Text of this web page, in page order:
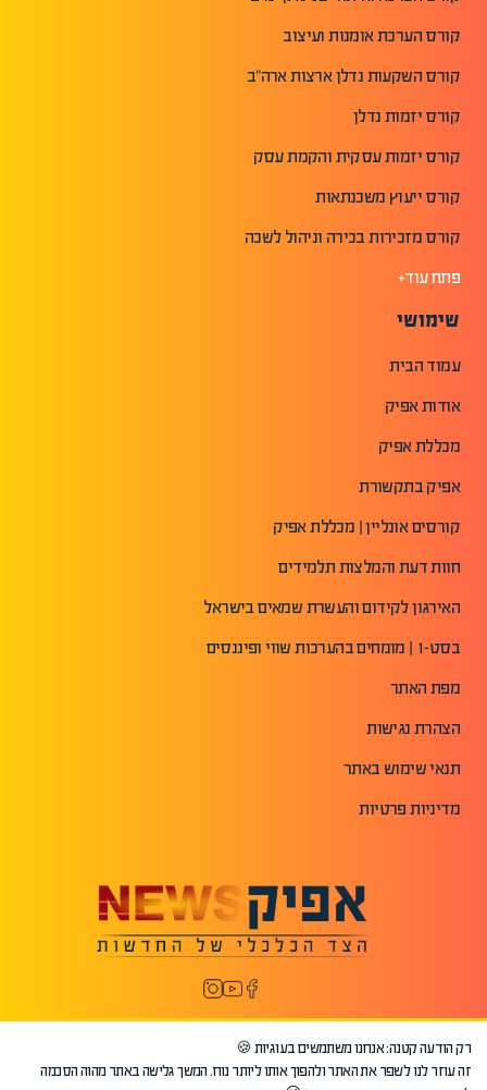
קורס הערכת אומנות ועיצוב
קורס השקעות נדלן ארצות ארה"ב
קורס יזמות נדלן
קורס יזמות עסקית והקמת עסק
קורס ייעוץ משכנתאות
קורס מזכירות בכירה וניהול לשכה
פתח עוד+
שימושי
עמוד הבית
אודות אפיק
מכללת אפיק
אפיק בתקשורת
קורסים אונליין | מכללת אפיק
חוות דעת והמלצות תלמידים
האירגון לקידום והעשרת שמאים בישראל
בסט-1 | מומחים בהערכות שווי ופיננסים
מפת האתר
הצהרת נגישות
תנאי שימוש באתר
מדיניות פרטיות
רק הודעה קטנה: אנחנו משתמשים בעוגיות 🍪
זה עוזר לנו לשפר את האתר ולהפוך אותו ליותר נוח. המשך גלישה באתר מהוה הסכמה